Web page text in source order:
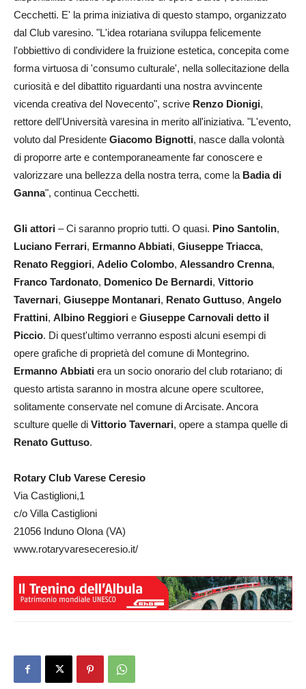
Cecchetti. E' la prima iniziativa di questo stampo, organizzato
dal Club varesino. "L'idea rotariana sviluppa felicemente
l'obbiettivo di condividere la fruizione estetica, concepita come
forma virtuosa di 'consumo culturale', nella sollecitazione della
curiosità e del dibattito riguardanti una nostra avvincente
vicenda creativa del Novecento", scrive Renzo Dionigi,
rettore dell'Università varesina in merito all'iniziativa. "L'evento,
voluto dal Presidente Giacomo Bignotti, nasce dalla volontà
di proporre arte e contemporaneamente far conoscere e
valorizzare una bellezza della nostra terra, come la Badia di
Ganna", continua Cecchetti.
Gli attori – Ci saranno proprio tutti. O quasi. Pino Santolin,
Luciano Ferrari, Ermanno Abbiati, Giuseppe Triacca,
Renato Reggiori, Adelio Colombo, Alessandro Crenna,
Franco Tardonato, Domenico De Bernardi, Vittorio
Tavernari, Giuseppe Montanari, Renato Guttuso, Angelo
Frattini, Albino Reggiori e Giuseppe Carnovali detto il
Piccio. Di quest'ultimo verranno esposti alcuni esempi di
opere grafiche di proprietà del comune di Montegrino.
Ermanno Abbiati era un socio onorario del club rotariano; di
questo artista saranno in mostra alcune opere scultoree,
solitamente conservate nel comune di Arcisate. Ancora
sculture quelle di Vittorio Tavernari, opere a stampa quelle di
Renato Guttuso.
Rotary Club Varese Ceresio
Via Castiglioni,1
c/o Villa Castiglioni
21056 Induno Olona (VA)
www.rotaryvareseceresio.it/